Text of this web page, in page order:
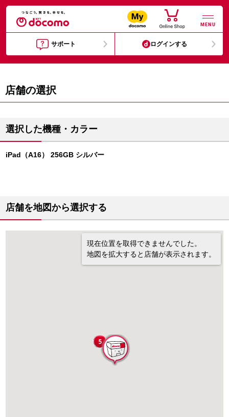
MENU
サポート ログインする
店舗の選択
選択した機種・カラー
iPad（A16） 256GB シルバー
店舗を地図から選択する
現在位置を取得できませんでした。
地図を拡大すると店舗が表示されます。